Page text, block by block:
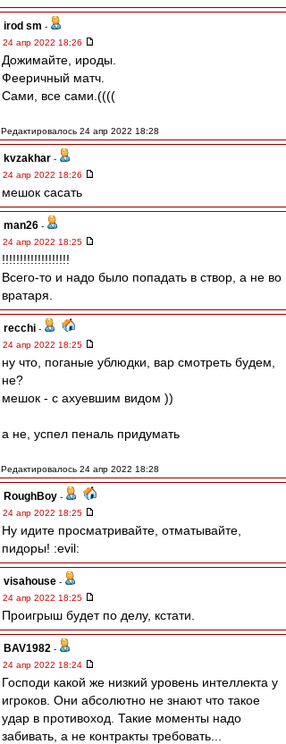
irod sm -
24 апр 2022 18:26
Дожимайте, ироды.
Фееричный матч.
Сами, все сами.((((
Редактировалось 24 апр 2022 18:28
kvzakhar -
24 апр 2022 18:26
мешок сасать
man26 -
24 апр 2022 18:25
!!!!!!!!!!!!!!!!!!!
Всего-то и надо было попадать в створ, а не во
вратаря.
recchi -
24 апр 2022 18:25
ну что, поганые ублюдки, вар смотреть будем,
не?
мешок - с ахуевшим видом ))
а не, успел пеналь придумать
Редактировалось 24 апр 2022 18:28
RoughBoy -
24 апр 2022 18:25
Ну идите просматривайте, отматывайте,
пидоры! :evil:
visahouse -
24 апр 2022 18:25
Проигрыш будет по делу, кстати.
BAV1982 -
24 апр 2022 18:24
Господи какой же низкий уровень интеллекта у
игроков. Они абсолютно не знают что такое
удар в противоход. Такие моменты надо
забивать, а не контракты требовать...